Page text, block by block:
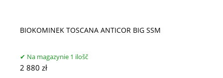
BIOKOMINEK TOSCANA ANTICOR BIG SSM
Na magazynie 1 ilošč
2 880 zł